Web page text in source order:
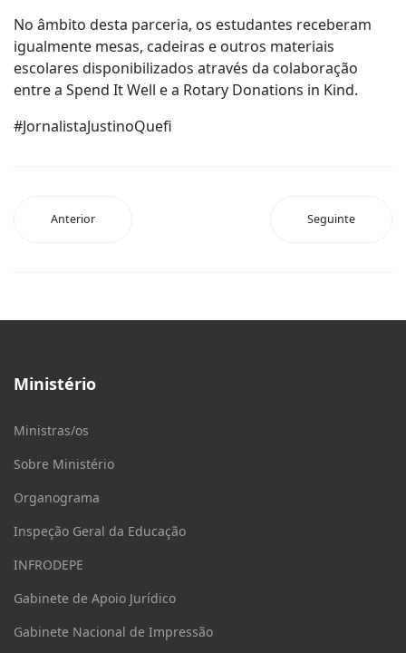
No âmbito desta parceria, os estudantes receberam
igualmente mesas, cadeiras e outros materiais
escolares disponibilizados através da colaboração
entre a Spend It Well e a Rotary Donations in Kind.
#JornalistaJustinoQuefi
Anterior Seguinte
Ministério
Ministras/os
Sobre Ministério
Organograma
Inspeção Geral da Educação
INFRODEPE
Gabinete de Apoio Jurídico
Gabinete Nacional de Impressão